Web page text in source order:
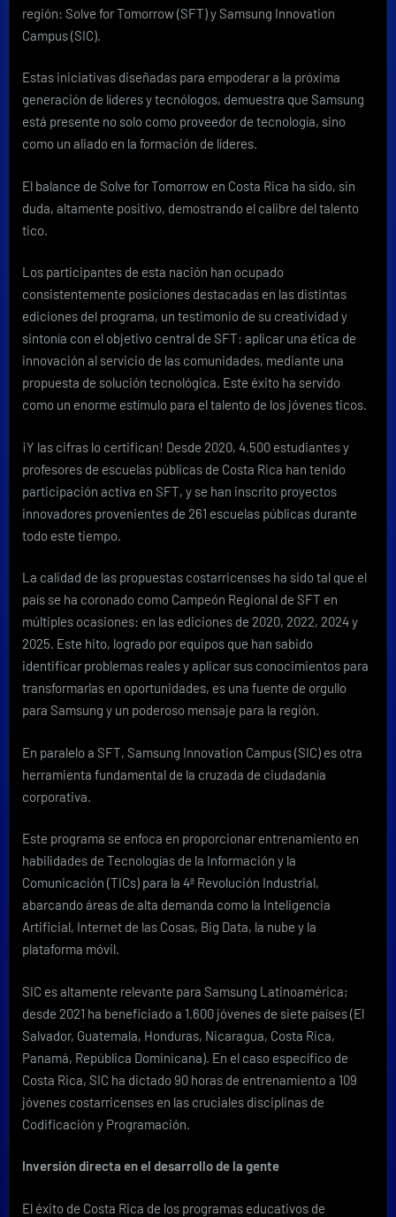
región: Solve for Tomorrow (SFT) y Samsung Innovation
Campus (SIC).
Estas iniciativas diseñadas para empoderar a la próxima
generación de líderes y tecnólogos, demuestra que Samsung
está presente no solo como proveedor de tecnología, sino
como un aliado en la formación de líderes.
El balance de Solve for Tomorrow en Costa Rica ha sido, sin
duda, altamente positivo, demostrando el calibre del talento
tico.
Los participantes de esta nación han ocupado
consistentemente posiciones destacadas en las distintas
ediciones del programa, un testimonio de su creatividad y
sintonía con el objetivo central de SFT: aplicar una ética de
innovación al servicio de las comunidades, mediante una
propuesta de solución tecnológica. Este éxito ha servido
como un enorme estímulo para el talento de los jóvenes ticos.
¡Y las cifras lo certifican! Desde 2020, 4.500 estudiantes y
profesores de escuelas públicas de Costa Rica han tenido
participación activa en SFT, y se han inscrito proyectos
innovadores provenientes de 261 escuelas públicas durante
todo este tiempo.
La calidad de las propuestas costarricenses ha sido tal que el
país se ha coronado como Campeón Regional de SFT en
múltiples ocasiones: en las ediciones de 2020, 2022, 2024 y
2025. Este hito, logrado por equipos que han sabido
identificar problemas reales y aplicar sus conocimientos para
transformarlas en oportunidades, es una fuente de orgullo
para Samsung y un poderoso mensaje para la región.
En paralelo a SFT, Samsung Innovation Campus (SIC) es otra
herramienta fundamental de la cruzada de ciudadanía
corporativa.
Este programa se enfoca en proporcionar entrenamiento en
habilidades de Tecnologías de la Información y la
Comunicación (TICs) para la 4ª Revolución Industrial,
abarcando áreas de alta demanda como la Inteligencia
Artificial, Internet de las Cosas, Big Data, la nube y la
plataforma móvil.
SIC es altamente relevante para Samsung Latinoamérica;
desde 2021 ha beneficiado a 1.600 jóvenes de siete países (El
Salvador, Guatemala, Honduras, Nicaragua, Costa Rica,
Panamá, República Dominicana). En el caso específico de
Costa Rica, SIC ha dictado 90 horas de entrenamiento a 109
jóvenes costarricenses en las cruciales disciplinas de
Codificación y Programación.
Inversión directa en el desarrollo de la gente
El éxito de Costa Rica de los programas educativos de